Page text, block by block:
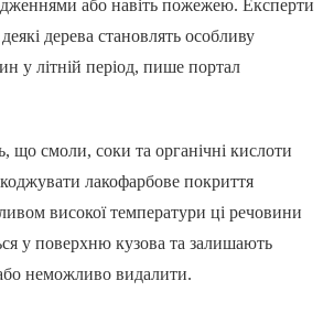
або навіть пожежею. Експерти
дерева становлять особливу
у літній період, пише портал
що смоли, соки та органічні кислоти
лакофарбове покриття
високої температури ці речовини
у поверхню кузова та залишають
неможливо видалити.